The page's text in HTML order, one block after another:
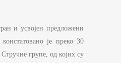
и усвојен предложени
је преко 30
групе, од којих су